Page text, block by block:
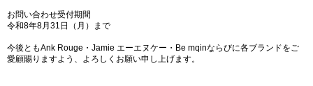
お問い合わせ受付期間
令和8年8月31日（月）まで
今後ともAnk Rouge・Jamie エーエヌケー・Be mqinならびに各ブランドをご
愛顧賜りますよう、よろしくお願い申し上げます。